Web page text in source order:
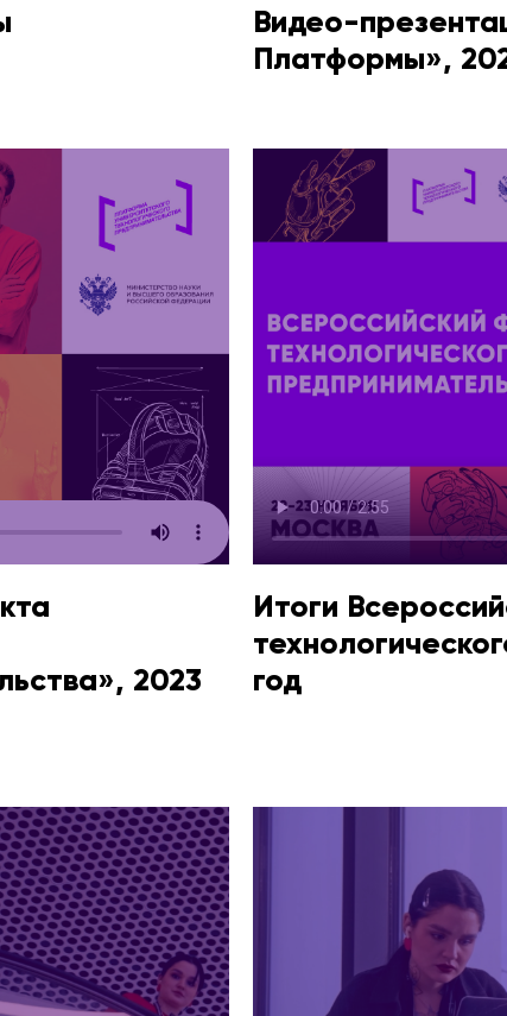
Видео-
Платформы»,
2023
Итоги
год